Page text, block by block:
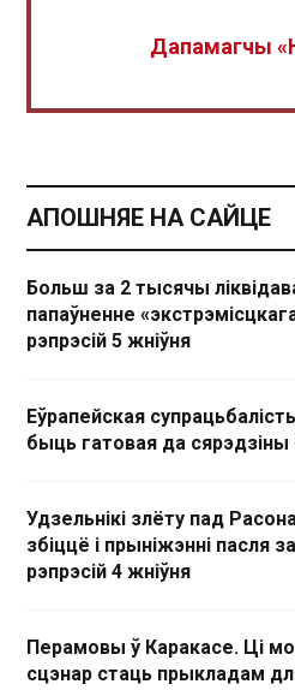
Дапамагчы
АПОШНЯЕ НА САЙЦЕ
Больш за 2 тысячы
папаўненне
рэпрэсій 5 жніўня
Еўрапейская
быць гатовая да сярэдзіны
Удзельнікі злёту пад
збіццё і прыніжэнні пасля
рэпрэсій 4 жніўня
Перамовы ў Каракасе. Ці
сцэнар стаць прыкладам